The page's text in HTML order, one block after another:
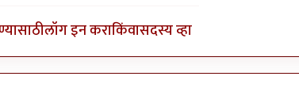
लॉग इन कराकिंवासदस्य व्हा